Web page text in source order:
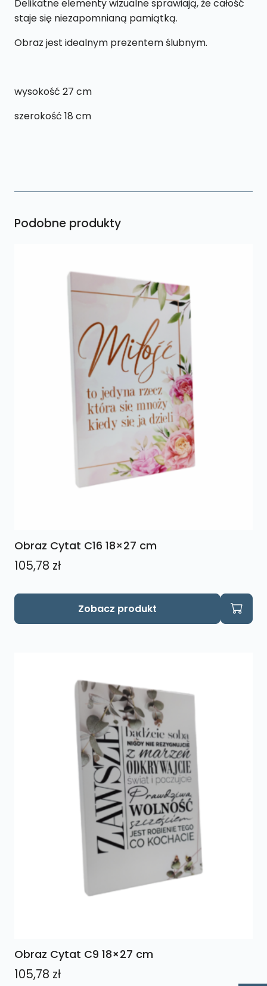
Delikatne elementy wizualne sprawiają, że całość
staje się niezapomnianą pamiątką.
Obraz jest idealnym prezentem ślubnym.
wysokość 27 cm
szerokość 18 cm
Podobne produkty
Obraz Cytat C16 18×27 cm
105,78 zł
Zobacz produkt
Obraz Cytat C9 18×27 cm
105,78 zł